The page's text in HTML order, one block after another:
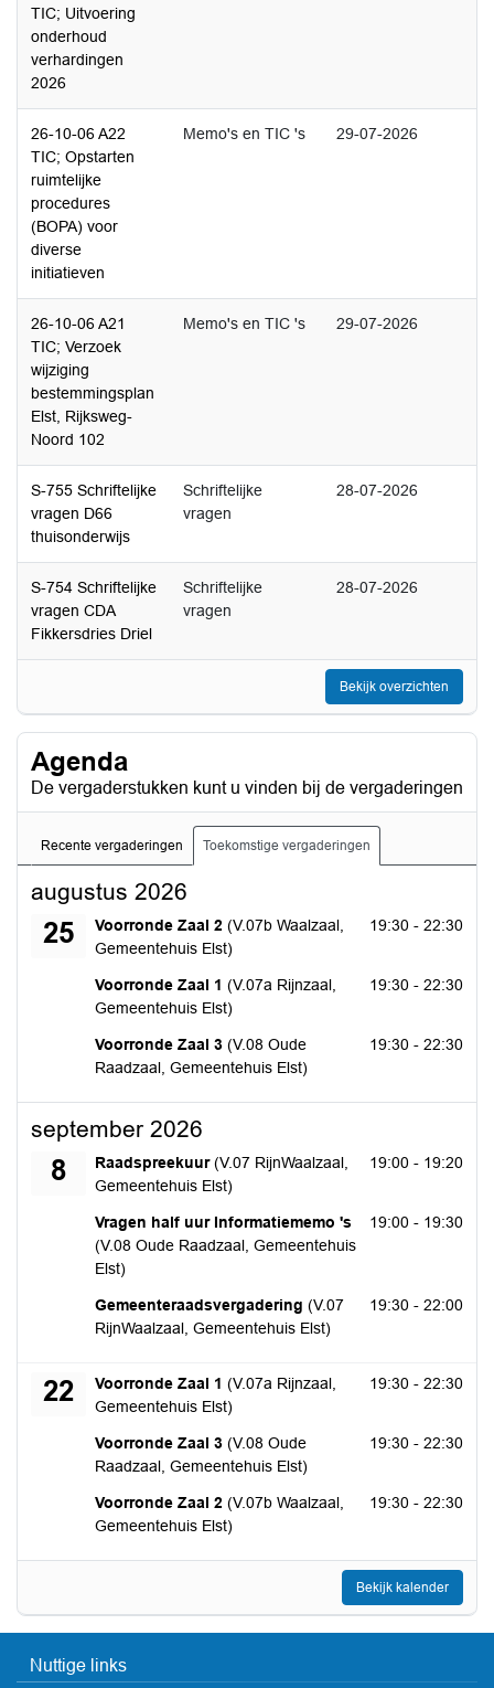
TIC; Uitvoering
onderhoud
verhardingen
2026
26-10-06 A22
TIC; Opstarten
ruimtelijke
procedures
(BOPA) voor
diverse
initiatieven
Memo's en TIC 's 29-07-2026
26-10-06 A21
TIC; Verzoek
wijziging
bestemmingsplan
Elst, Rijksweg-
Noord 102
Memo's en TIC 's 29-07-2026
S-755 Schriftelijke
vragen D66
thuisonderwijs
Schriftelijke
vragen
28-07-2026
S-754 Schriftelijke
vragen CDA
Fikkersdries Driel
Schriftelijke
vragen
28-07-2026
Bekijk overzichten
Agenda
De vergaderstukken kunt u vinden bij de vergaderingen
Recente vergaderingen Toekomstige vergaderingen
augustus 2026
25 Voorronde Zaal 2 (V.07b Waalzaal,
Gemeentehuis Elst)
dinsdag 25 augustus 2026 19:30 - 22:30
Voorronde Zaal 1 (V.07a Rijnzaal,
Gemeentehuis Elst)
dinsdag 25 augustus 2026 19:30 - 22:30
Voorronde Zaal 3 (V.08 Oude
Raadzaal, Gemeentehuis Elst)
dinsdag 25 augustus 2026 19:30 - 22:30
september 2026
8 Raadspreekuur(V.07 RijnWaalzaal,
Gemeentehuis Elst)
dinsdag 8 september 2026 19:00 - 19:20
Vragen half uur Informatiememo 's
(V.08 Oude Raadzaal, Gemeentehuis
Elst)
dinsdag 8 september 2026 19:00 - 19:30
Gemeenteraadsvergadering (V.07
RijnWaalzaal, Gemeentehuis Elst)
dinsdag 8 september 2026 19:30 - 22:00
22 Voorronde Zaal 1 (V.07a Rijnzaal,
Gemeentehuis Elst)
dinsdag 22 september 2026 19:30 - 22:30
Voorronde Zaal 3 (V.08 Oude
Raadzaal, Gemeentehuis Elst)
dinsdag 22 september 2026 19:30 - 22:30
Voorronde Zaal 2 (V.07b Waalzaal,
Gemeentehuis Elst)
dinsdag 22 september 2026 19:30 - 22:30
Bekijk kalender
Nuttige links